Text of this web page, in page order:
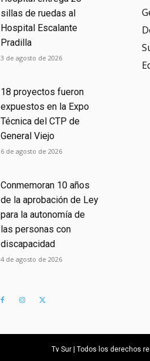
sillas de ruedas al
Hospital Escalante
Pradilla
3 de agosto de 2026
18 proyectos fueron
expuestos en la Expo
Técnica del CTP de
General Viejo
6 de agosto de 2026
Conmemoran 10 años
de la aprobación de Ley
para la autonomía de
las personas con
discapacidad
4 de agosto de 2026
Tv Sur | Todos los derechos